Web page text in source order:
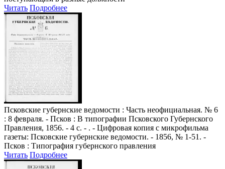
Читать Подробнее
Псковские губернские ведомости : Часть неофициальная. № 6
: 8 февраля. - Псков : В типографии Псковского Губернского
Правления, 1856. - 4 с. - . - Цифровая копия с микрофильма
газеты: Псковские губернские ведомости. - 1856, № 1-51. -
Псков : Типография губернского правления
Читать Подробнее